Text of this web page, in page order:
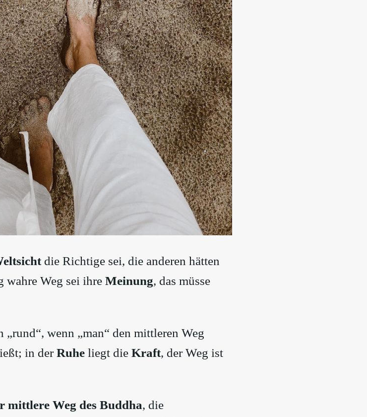
die Richtige sei, die anderen hätten
wahre Weg sei ihre Meinung, das müsse
„rund“, wenn „man“ den mittleren Weg
in derRuhe liegt die Kraft, der Weg ist
mittlere Weg des Buddha, die